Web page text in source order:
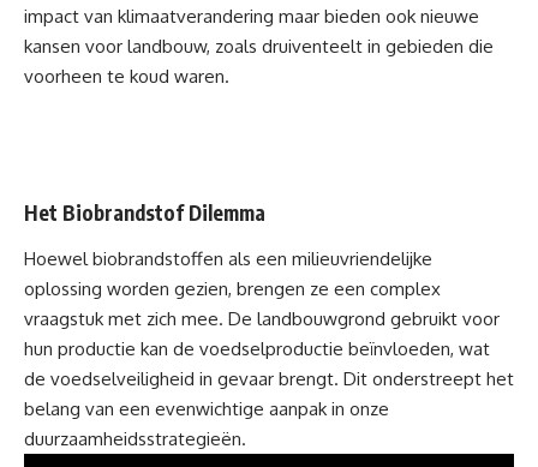
impact van klimaatverandering maar bieden ook nieuwe
kansen voor landbouw, zoals druiventeelt in gebieden die
voorheen te koud waren.
Het Biobrandstof Dilemma
Hoewel biobrandstoffen als een milieuvriendelijke
oplossing worden gezien, brengen ze een complex
vraagstuk met zich mee. De landbouwgrond gebruikt voor
hun productie kan de voedselproductie beïnvloeden, wat
de voedselveiligheid in gevaar brengt. Dit onderstreept het
belang van een evenwichtige aanpak in onze
duurzaamheidsstrategieën.